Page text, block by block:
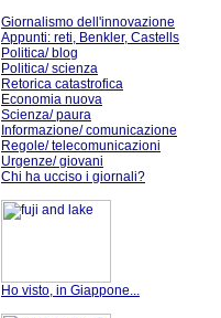
Giornalismo dell'innovazione
Appunti: reti, Benkler, Castells
Politica/ blog
Politica/ scienza
Retorica catastrofica
Economia nuova
Scienza/ paura
Informazione/ comunicazione
Regole/ telecomunicazioni
Urgenze/ giovani
Chi ha ucciso i giornali?
Ho visto, in Giappone...